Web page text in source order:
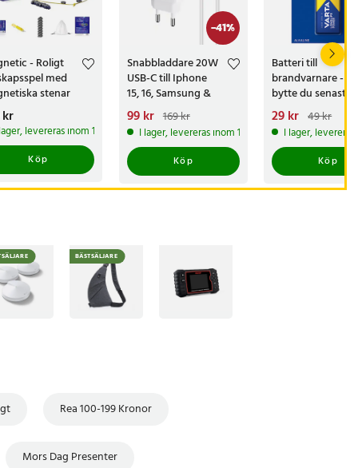
- Roligt
med
stenar
:129 kr
kr
levereras inom 1-2 vardagar
Köp
-41%
Snabbladdare 20W
USB-C till Iphone
15, 16, Samsung &
Google + Kabel
Nuvarande pris
99 krTidigare pris:
169 kr
99 kr 169 kr
I lager, levereras inom 1-2 vardagar
Köp
Batteri till
brandvarnare -
bytte du senast?
Nuvarande pris
29 krTidigare pris
29 kr 49 kr
I lager,
Köp
BÄSTSÄLJARE
Rea 100-199 Kronor
Mors Dag Presenter